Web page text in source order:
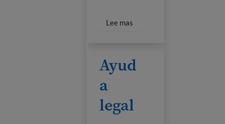
Lee mas
Ayud
a
legal